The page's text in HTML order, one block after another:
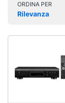
home
e
musica
ORDINA PER
Rilevanza